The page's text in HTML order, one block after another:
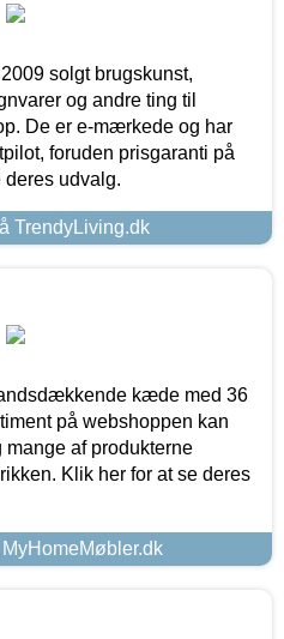
solgt brugskunst,
og andre ting til
De er e-mærkede og har
foruden prisgaranti på
deres udvalg.
TrendyLiving.dk
kæde med 36
på webshoppen kan
mange af produkterne
Klik her for at se deres